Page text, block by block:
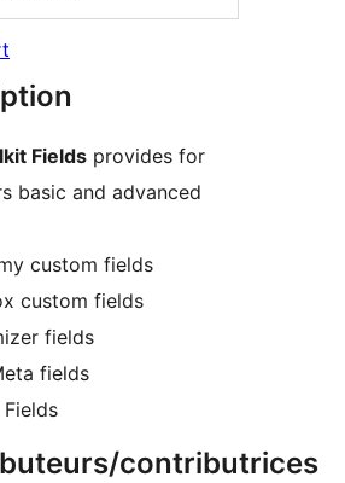
Fields provides for
basic and advanced
custom fields
custom fields
fields
fields
contributrices